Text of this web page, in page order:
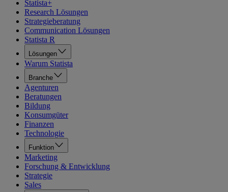
Statista+
Research Lösungen
Strategieberatung
Communication Lösungen
Statista R
Lösungen
Warum Statista
Branche
Agenturen
Beratungen
Bildung
Konsumgüter
Finanzen
Technologie
Funktion
Marketing
Forschung & Entwicklung
Strategie
Sales